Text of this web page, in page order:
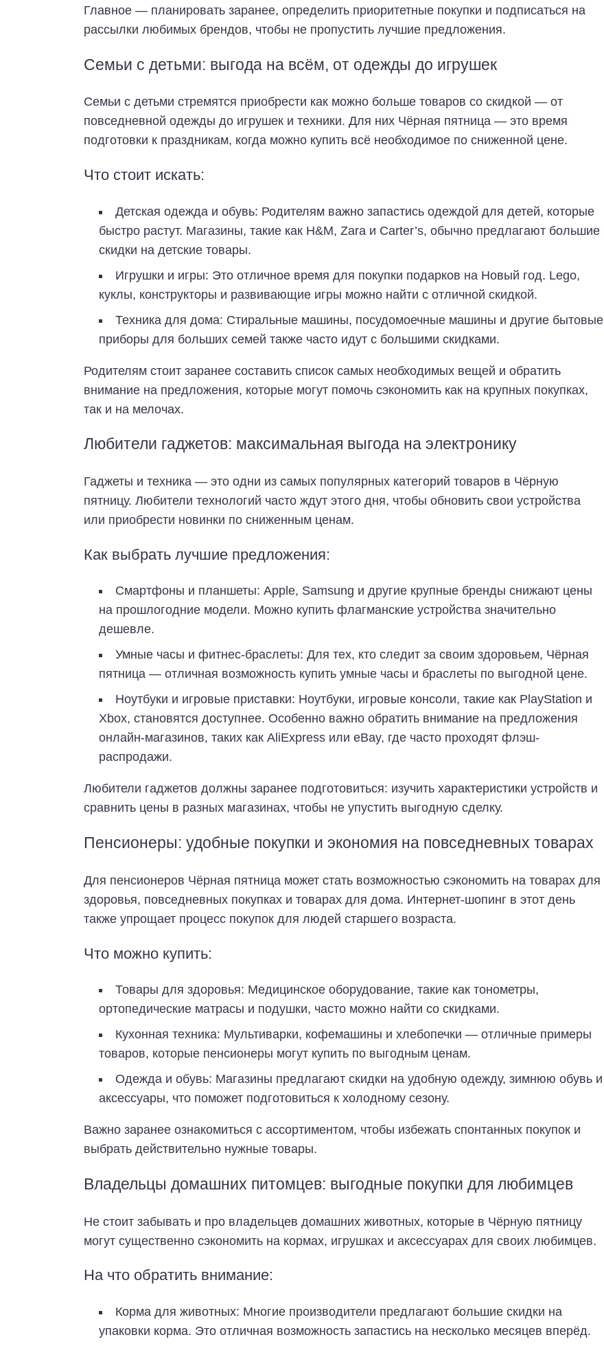
Главное — планировать заранее, определить приоритетные покупки и подписаться на
рассылки любимых брендов, чтобы не пропустить лучшие предложения.
Семьи с детьми: выгода на всём, от одежды до игрушек
Семьи с детьми стремятся приобрести как можно больше товаров со скидкой — от
повседневной одежды до игрушек и техники. Для них Чёрная пятница — это время
подготовки к праздникам, когда можно купить всё необходимое по сниженной цене.
Что стоит искать:
Детская одежда и обувь: Родителям важно запастись одеждой для детей, которые
быстро растут. Магазины, такие как H&M, Zara и Carter’s, обычно предлагают большие
скидки на детские товары.
Игрушки и игры: Это отличное время для покупки подарков на Новый год. Lego,
куклы, конструкторы и развивающие игры можно найти с отличной скидкой.
Техника для дома: Стиральные машины, посудомоечные машины и другие бытовые
приборы для больших семей также часто идут с большими скидками.
Родителям стоит заранее составить список самых необходимых вещей и обратить
внимание на предложения, которые могут помочь сэкономить как на крупных покупках,
так и на мелочах.
Любители гаджетов: максимальная выгода на электронику
Гаджеты и техника — это одни из самых популярных категорий товаров в Чёрную
пятницу. Любители технологий часто ждут этого дня, чтобы обновить свои устройства
или приобрести новинки по сниженным ценам.
Как выбрать лучшие предложения:
Смартфоны и планшеты: Apple, Samsung и другие крупные бренды снижают цены
на прошлогодние модели. Можно купить флагманские устройства значительно
дешевле.
Умные часы и фитнес-браслеты: Для тех, кто следит за своим здоровьем, Чёрная
пятница — отличная возможность купить умные часы и браслеты по выгодной цене.
Ноутбуки и игровые приставки: Ноутбуки, игровые консоли, такие как PlayStation и
Xbox, становятся доступнее. Особенно важно обратить внимание на предложения
онлайн-магазинов, таких как AliExpress или eBay, где часто проходят флэш-
распродажи.
Любители гаджетов должны заранее подготовиться: изучить характеристики устройств и
сравнить цены в разных магазинах, чтобы не упустить выгодную сделку.
Пенсионеры: удобные покупки и экономия на повседневных товарах
Для пенсионеров Чёрная пятница может стать возможностью сэкономить на товарах для
здоровья, повседневных покупках и товарах для дома. Интернет-шопинг в этот день
также упрощает процесс покупок для людей старшего возраста.
Что можно купить:
Товары для здоровья: Медицинское оборудование, такие как тонометры,
ортопедические матрасы и подушки, часто можно найти со скидками.
Кухонная техника: Мультиварки, кофемашины и хлебопечки — отличные примеры
товаров, которые пенсионеры могут купить по выгодным ценам.
Одежда и обувь: Магазины предлагают скидки на удобную одежду, зимнюю обувь и
аксессуары, что поможет подготовиться к холодному сезону.
Важно заранее ознакомиться с ассортиментом, чтобы избежать спонтанных покупок и
выбрать действительно нужные товары.
Владельцы домашних питомцев: выгодные покупки для любимцев
Не стоит забывать и про владельцев домашних животных, которые в Чёрную пятницу
могут существенно сэкономить на кормах, игрушках и аксессуарах для своих любимцев.
На что обратить внимание:
Корма для животных: Многие производители предлагают большие скидки на
упаковки корма. Это отличная возможность запастись на несколько месяцев вперёд.